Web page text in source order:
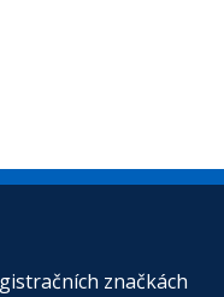
značkách